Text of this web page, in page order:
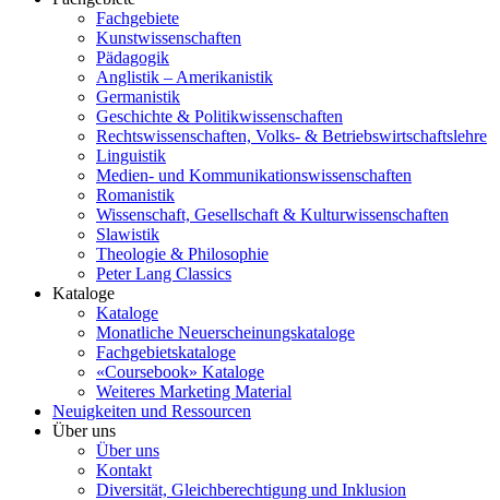
Fachgebiete
Kunstwissenschaften
Pädagogik
Anglistik – Amerikanistik
Germanistik
Geschichte & Politikwissenschaften
Rechtswissenschaften, Volks- & Betriebswirtschaftslehre
Linguistik
Medien- und Kommunikationswissenschaften
Romanistik
Wissenschaft, Gesellschaft & Kulturwissenschaften
Slawistik
Theologie & Philosophie
Peter Lang Classics
Kataloge
Kataloge
Monatliche Neuerscheinungskataloge
Fachgebietskataloge
«Coursebook» Kataloge
Weiteres Marketing Material
Neuigkeiten und Ressourcen
Über uns
Über uns
Kontakt
Diversität, Gleichberechtigung und Inklusion